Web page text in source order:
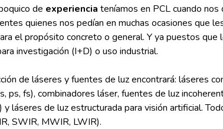
de experiencia teníamos en PCL cuando
quienes nos pedían en muchas ocasiones que
el propósito concreto o general. Y ya puestos
investigación (I+D) o uso industrial.
de láseres y fuentes de luz encontrará: láseres
ps, fs), combinadores láser, fuentes de luz
y láseres de luz estructurada para visión artificial.
SWIR, MWIR, LWIR).